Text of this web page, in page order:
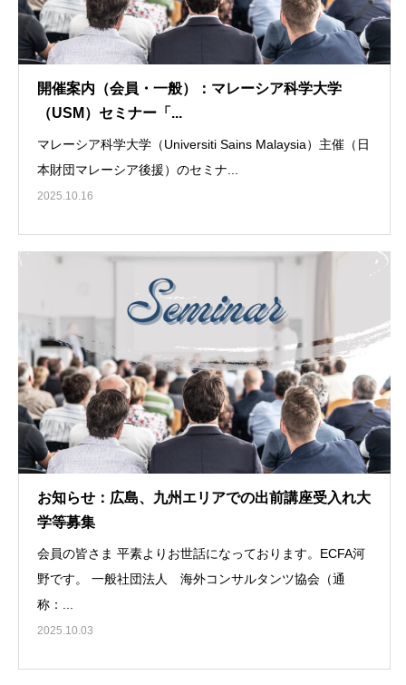
開催案内（会員・一般）：マレーシア科学大学
（USM）セミナー「...
マレーシア科学大学（Universiti Sains Malaysia）主催（日
本財団マレーシア後援）のセミナ...
2025.10.16
お知らせ：広島、九州エリアでの出前講座受入れ大
学等募集
会員の皆さま 平素よりお世話になっております。ECFA河
野です。 一般社団法人 海外コンサルタンツ協会（通
称：...
2025.10.03